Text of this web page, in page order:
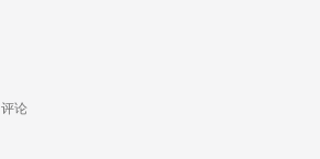
评论